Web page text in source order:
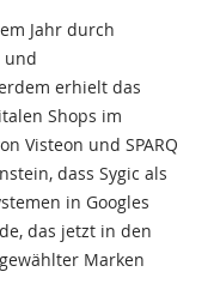
Jahr durch
und
erhielt das
Shops im
Visteon und SPARQ
dass Sygic als
in Googles
das jetzt in den
Marken